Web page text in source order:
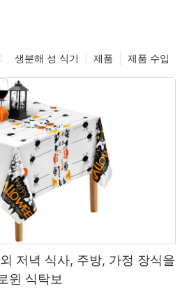
제품 수입
제품
생분해 성 식기
저녁 식사, 주방, 가정 장식을
윈 식탁보